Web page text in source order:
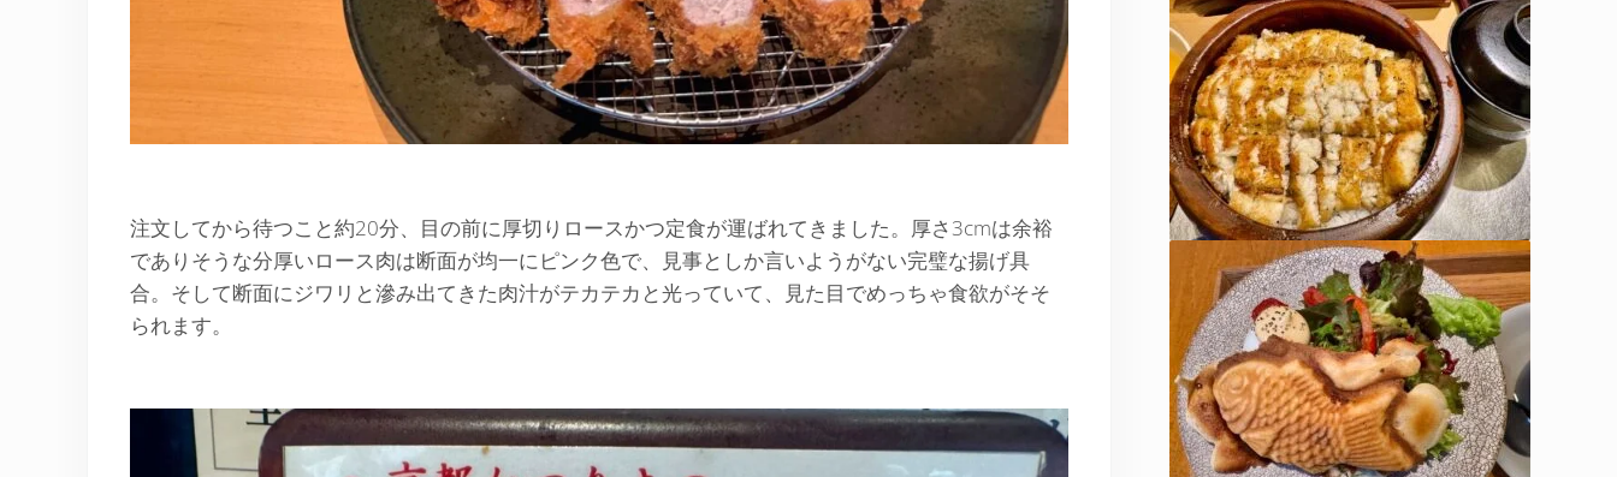
注文してから待つこと約20分、目の前に厚切りロースかつ定食が運ばれてきました。厚さ3cmは余裕
でありそうな分厚いロース肉は断面が均一にピンク色で、見事としか言いようがない完璧な揚げ具
合。そして断面にジワリと滲み出てきた肉汁がテカテカと光っていて、見た目でめっちゃ食欲がそそ
られます。